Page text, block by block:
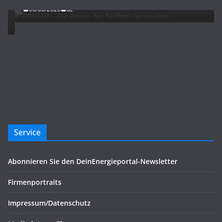
06/08/2026 dc
Service
Abonnieren Sie den DeinEnergieportal-Newsletter
Firmenportraits
Impressum/Datenschutz